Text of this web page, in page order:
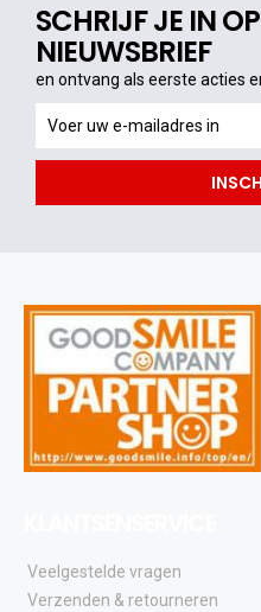
SCHRIJF JE IN
NIEUWSBRIEF
en ontvang als eerste acties
ontvang
als
acties
Veelgestelde vragen
Verzenden & retourneren